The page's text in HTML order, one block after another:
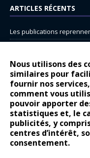
Nous utilisons des
similaires pour
fournir nos
comment vous
pouvoir apporter
statistiques et, le
publicités, y
centres d’intérêt,
consentement.
ARTICLES RÉCENTS
Les publications
14 juillet : nouveau film
Renault Espace : voyage,
Peugeot E-208 GTi :
COMMENTAIRES
Bernard Dardartdans